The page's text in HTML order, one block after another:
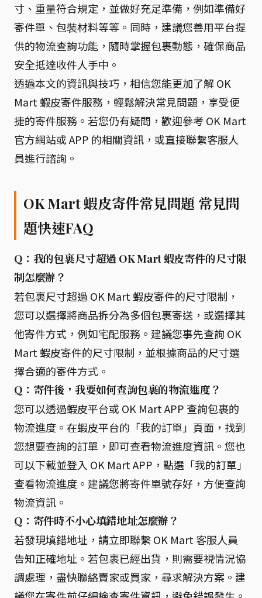
寸、重量符合規定，並做好充足準備，例如準備好
寄件單、包裝材料等等。同時，建議您善用平台提
供的物流查詢功能，隨時掌握包裹動態，確保商品
安全抵達收件人手中。
透過本文的資訊與技巧，相信您能更加了解 OK
Mart 蝦皮寄件服務，輕鬆解決常見問題，享受便
捷的寄件服務。若您仍有疑問，歡迎參考 OK Mart
官方網站或 APP 的相關資訊，或直接聯繫客服人
員進行諮詢。
OK Mart 蝦皮寄件常見問題 常見問
題快速FAQ
Q：我的包裹尺寸超過 OK Mart 蝦皮寄件的尺寸限
制怎麼辦？
若包裹尺寸超過 OK Mart 蝦皮寄件的尺寸限制，
您可以選擇將商品拆分為多個包裹寄送，或選擇其
他寄件方式，例如宅配服務。建議您事先查詢 OK
Mart 蝦皮寄件的尺寸限制，並根據商品的尺寸選
擇合適的寄件方式。
Q：寄件後，我要如何查詢包裹的物流進度？
您可以透過蝦皮平台或 OK Mart APP 查詢包裹的
物流進度。在蝦皮平台的「我的訂單」頁面，找到
您想要查詢的訂單，即可查看物流進度資訊。您也
可以下載並登入 OK Mart APP，點選「我的訂單」
查看物流進度。建議您將寄件單號存好，方便查詢
物流資訊。
Q：寄件時不小心填錯地址怎麼辦？
若發現填錯地址，請立即聯繫 OK Mart 客服人員
告知正確地址。若包裹已經出貨，則需要視情況協
調處理，盡快聯絡賣家或買家，尋求解決方案。建